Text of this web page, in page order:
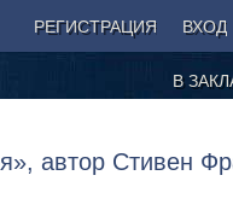
РЕГИСТРАЦИЯ ВХОД
В
автор Стивен